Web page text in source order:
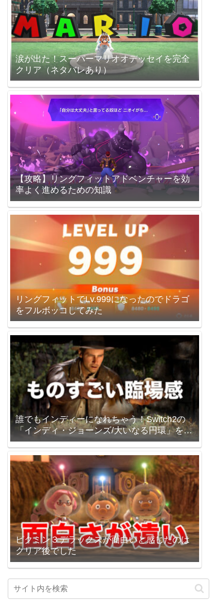
涙が出た！スーパーマリオオデッセイを完全
クリア（ネタバレあり）
【攻略】リングフィットアドベンチャーを効
率よく進めるための知識
リングフィットでLv.999になったのでドラゴ
をフルボッコしてみた
誰でもインディーになれちゃう！Switch2の
「インディ・ジョーンズ/大いなる円環」を買
いました。
ピクミン３デラックスが面白いと感じたのは
クリア後でした